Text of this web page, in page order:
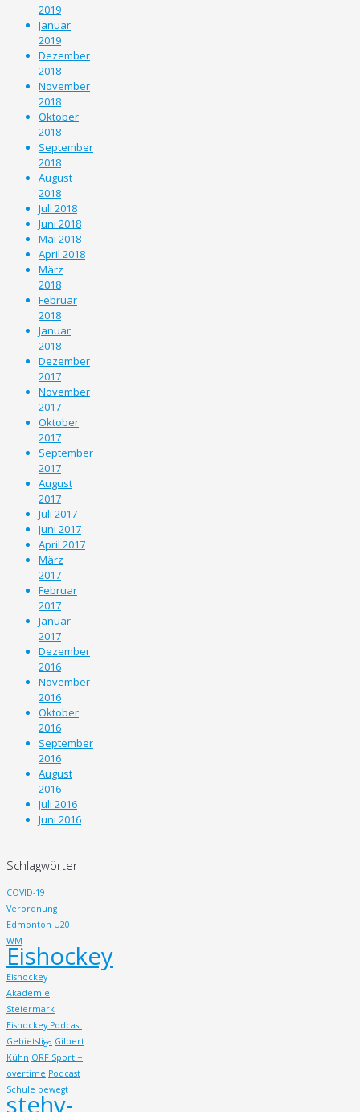
2019
Januar
2019
Dezember
2018
November
2018
Oktober
2018
September
2018
August
2018
Juli 2018
Juni 2018
Mai 2018
April 2018
März
2018
Februar
2018
Januar
2018
Dezember
2017
November
2017
Oktober
2017
September
2017
August
2017
Juli 2017
Juni 2017
April 2017
März
2017
Februar
2017
Januar
2017
Dezember
2016
November
2016
Oktober
2016
September
2016
August
2016
Juli 2016
Juni 2016
Schlagwörter
COVID-19
Verordnung
Edmonton U20
WM
Eishockey
Eishockey
Akademie
Steiermark
Eishockey Podcast
Gebietsliga Gilbert
Kühn ORF Sport +
overtime Podcast
Schule bewegt
stehv-